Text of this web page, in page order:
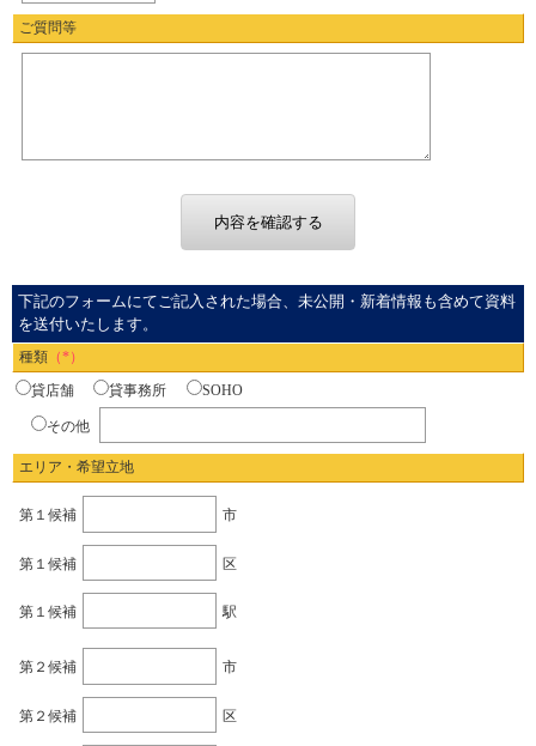
ご質問等
下記のフォームにてご記入された場合、未公開・新着情報も含めて資料
を送付いたします。
種類 （*）
貸店舗 貸事務所 SOHO
その他
エリア・希望立地
第１候補 市
第１候補 区
第１候補 駅
第２候補 市
第２候補 区